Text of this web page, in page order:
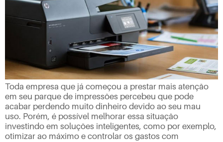
Toda empresa que já começou a prestar mais atenção
em seu parque de impressões percebeu que pode
acabar perdendo muito dinheiro devido ao seu mau
uso. Porém, é possível melhorar essa situação
investindo em soluções inteligentes, como por exemplo,
otimizar ao máximo e controlar os gastos com